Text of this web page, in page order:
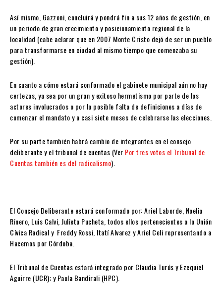
Así mismo, Gazzoni, concluirá y pondrá fin a sus 12 años de gestión, en
un periodo de gran crecimiento y posicionamiento regional de la
localidad (cabe aclarar que en 2007 Monte Cristo dejó de ser un pueblo
para transformarse en ciudad al mismo tiempo que comenzaba su
gestión).
En cuanto a cómo estará conformado el gabinete municipal aún no hay
certezas, ya sea por un gran y exitoso hermetismo por parte de los
actores involucrados o por la posible falta de definiciones a días de
comenzar el mandato y a casi siete meses de celebrarse las elecciones.
Por su parte también habrá cambio de integrantes en el consejo
deliberante y el tribunal de cuentas (Ver Por tres votos el Tribunal de
Cuentas también es del radicalismo).
El Concejo Deliberante estará conformado por: Ariel Laborde, Noelia
Rinero, Luis Calvi, Julieta Pucheta, todos ellos pertenecientes a la Unión
Cívica Radical y Freddy Rossi, Itatí Alvarez y Ariel Celi representando a
Hacemos por Córdoba.
El Tribunal de Cuentas estará integrado por Claudia Turús y Ezequiel
Aguirre (UCR); y Paula Bandirali (HPC).